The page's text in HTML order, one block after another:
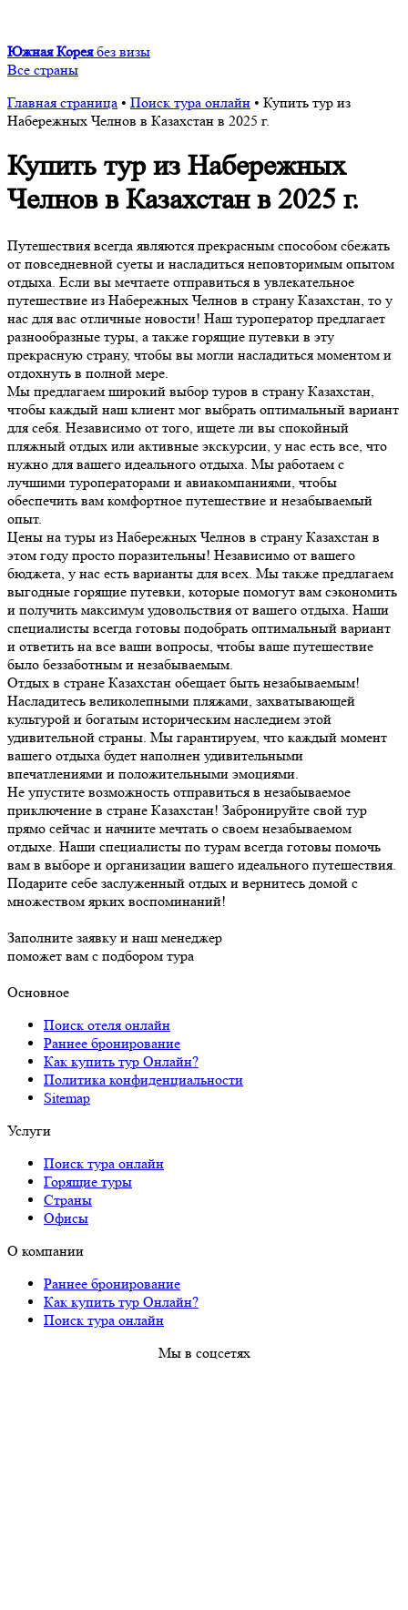
Южная Корея без визы
Все страны
Главная страница • Поиск тура онлайн • Купить тур из
Набережных Челнов в Казахстан в 2025 г.
Купить тур из Набережных
Челнов в Казахстан в 2025 г.
Путешествия всегда являются прекрасным способом сбежать
от повседневной суеты и насладиться неповторимым опытом
отдыха. Если вы мечтаете отправиться в увлекательное
путешествие из Набережных Челнов в страну Казахстан, то у
нас для вас отличные новости! Наш туроператор предлагает
разнообразные туры, а также горящие путевки в эту
прекрасную страну, чтобы вы могли насладиться моментом и
отдохнуть в полной мере.
Мы предлагаем широкий выбор туров в страну Казахстан,
чтобы каждый наш клиент мог выбрать оптимальный вариант
для себя. Независимо от того, ищете ли вы спокойный
пляжный отдых или активные экскурсии, у нас есть все, что
нужно для вашего идеального отдыха. Мы работаем с
лучшими туроператорами и авиакомпаниями, чтобы
обеспечить вам комфортное путешествие и незабываемый
опыт.
Цены на туры из Набережных Челнов в страну Казахстан в
этом году просто поразительны! Независимо от вашего
бюджета, у нас есть варианты для всех. Мы также предлагаем
выгодные горящие путевки, которые помогут вам сэкономить
и получить максимум удовольствия от вашего отдыха. Наши
специалисты всегда готовы подобрать оптимальный вариант
и ответить на все ваши вопросы, чтобы ваше путешествие
было беззаботным и незабываемым.
Отдых в стране Казахстан обещает быть незабываемым!
Насладитесь великолепными пляжами, захватывающей
культурой и богатым историческим наследием этой
удивительной страны. Мы гарантируем, что каждый момент
вашего отдыха будет наполнен удивительными
впечатлениями и положительными эмоциями.
Не упустите возможность отправиться в незабываемое
приключение в стране Казахстан! Забронируйте свой тур
прямо сейчас и начните мечтать о своем незабываемом
отдыхе. Наши специалисты по турам всегда готовы помочь
вам в выборе и организации вашего идеального путешествия.
Подарите себе заслуженный отдых и вернитесь домой с
множеством ярких воспоминаний!
Заполните заявку и наш менеджер
поможет вам с подбором тура
Основное
Поиск отеля онлайн
Раннее бронирование
Как купить тур Онлайн?
Политика конфиденциальности
Sitemap
Услуги
Поиск тура онлайн
Горящие туры
Страны
Офисы
О компании
Раннее бронирование
Как купить тур Онлайн?
Поиск тура онлайн
Мы в соцсетях